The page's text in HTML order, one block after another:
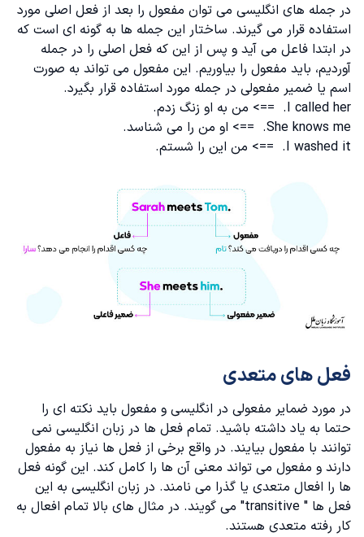
در جمله های انگلیسی می توان مفعول را بعد از فعل اصلی مورد
استفاده قرار می گیرند. ساختار این جمله ها به گونه ای است که
در ابتدا فاعل می آید و پس از این که فعل اصلی را در جمله
آوردیم، باید مفعول را بیاوریم‌. این مفعول می تواند به صورت
اسم یا ضمیر مفعولی در جمله مورد استفاده قرار بگیرد.
I called her. ==> من به او زنگ زدم.
She knows me. ==> او من را می شناسد.
I washed it. ==> من این را شستم.
فعل های متعدی
در مورد ضمایر مفعولی در انگلیسی و مفعول باید نکته ای را
حتما به یاد داشته باشید. تمام فعل ها در زبان انگلیسی نمی
توانند با مفعول بیایند. در واقع برخی از فعل ها نیاز به مفعول
دارند و مفعول می تواند معنی آن ها را کامل کند. این گونه فعل
ها را افعال متعدی یا گذرا می نامند. در زبان انگلیسی به این
فعل ها " transitive" می گویند. در مثال های بالا تمام افعال به
کار رفته متعدی هستند‌.